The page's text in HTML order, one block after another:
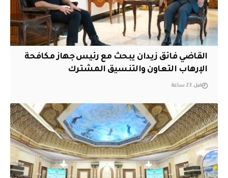
القاضي فائق زيدان يبحث مع رئيس جهاز مكافحة
الإرهاب التعاون والتنسيق المشترك
قبل 23 ساعة